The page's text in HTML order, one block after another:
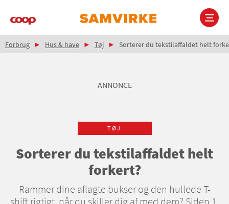
Main
Brødkrumme
Forbrug Hus & have Tøj Sorterer du tekstilaffaldet helt
ANNONCE
TØJ
Sorterer du tekstilaffaldet helt
forkert?
Rammer dine aflagte bukser og den hullede T-
shift rigtigt, når du skiller dig af med dem? Siden 1.